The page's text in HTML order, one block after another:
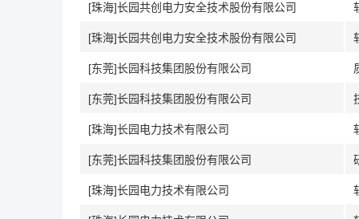
[珠海]长园共创电力安全技术股份有限公司
[珠海]长园共创电力安全技术股份有限公司
[东莞]长园科技集团股份有限公司
[东莞]长园科技集团股份有限公司
[珠海]长园电力技术有限公司
[东莞]长园科技集团股份有限公司
[珠海]长园电力技术有限公司